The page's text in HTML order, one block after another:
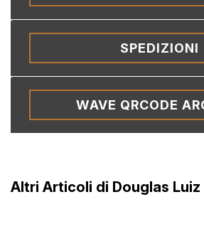
SPEDIZIONI
WAVE QRCODE
Altri Articoli di Douglas Luiz